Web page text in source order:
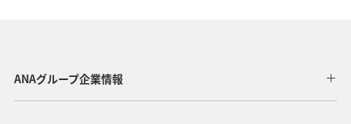
長野県 メジナ ライフ 岐阜県 千葉県
ANAグループ企業情報